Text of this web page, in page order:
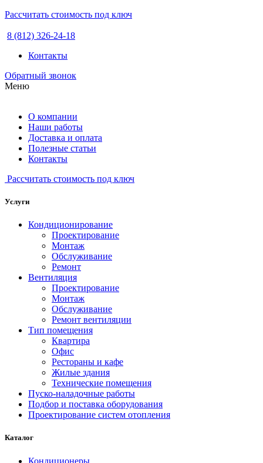
Рассчитать стоимость под ключ
8 (812) 326-24-18
Контакты
Обратный звонок
Меню
О компании
Наши работы
Доставка и оплата
Полезные статьи
Контакты
Рассчитать стоимость под ключ
Услуги
Кондиционирование
Проектирование
Монтаж
Обслуживание
Ремонт
Вентиляция
Проектирование
Монтаж
Обслуживание
Ремонт вентиляции
Тип помещения
Квартира
Офис
Рестораны и кафе
Жилые здания
Технические помещения
Пуско-наладочные работы
Подбор и поставка оборудования
Проектирование систем отопления
Каталог
Кондиционеры